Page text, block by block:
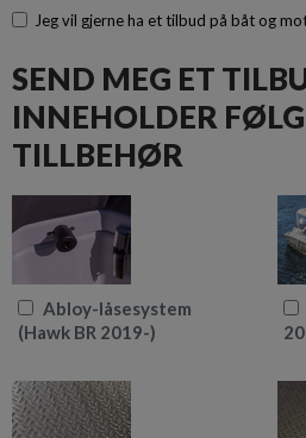
Jeg vil gjerne ha et tilbud på båt og
SEND MEG ET
INNEHOLDER
TILLBEHØR
Abloy-låsesystem
(Hawk BR 2019-)